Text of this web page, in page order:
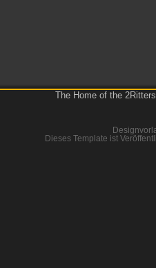
The Home of the
Dieses Template ist